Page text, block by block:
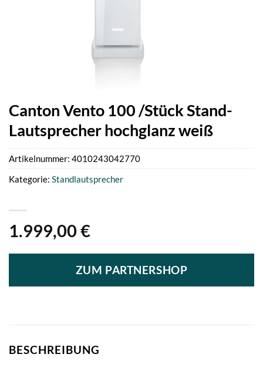
Canton Vento 100 /Stück Stand-
Lautsprecher hochglanz weiß
1.999,00 €
ZUM PARTNERSHOP
Artikelnummer: 4010243042770
Kategorie: Standlautsprecher
BESCHREIBUNG